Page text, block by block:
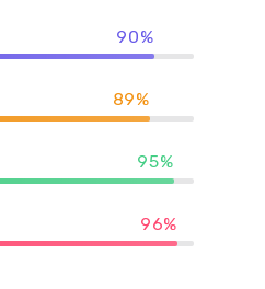
90%
89%
95%
96%